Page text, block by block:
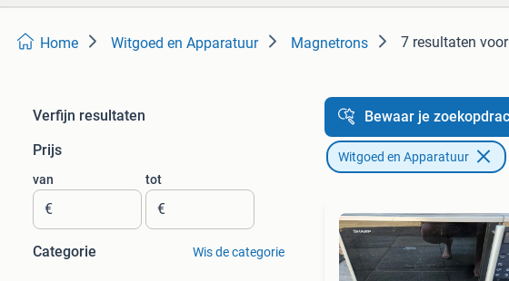
Home Witgoed en Apparatuur Magnetrons 7 resultaten
Verfijn resultaten
Prijs
van
€
tot
€
Categorie Wis de categorie
Bewaar je
Witgoed en Apparatuur